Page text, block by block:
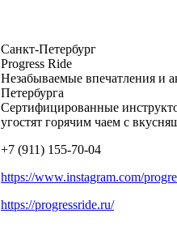
Санкт-Петербург
Progress Ride
Незабываемые впечатления и
Петербурга
Сертифицированные
угостят горячим чаем с
+7 (911) 155-70-04
https://www.instagram.com/
https://progressride.ru/